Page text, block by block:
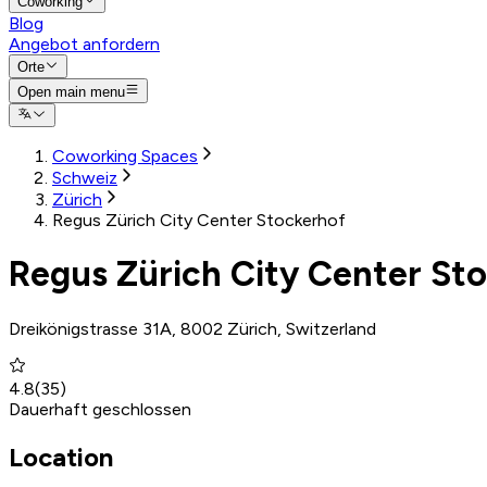
Blog
Angebot anfordern
Orte
Open main menu
Coworking Spaces
Schweiz
Zürich
Regus Zürich City Center Stockerhof
Regus Zürich City Center
Dreikönigstrasse 31A, 8002 Zürich, Switzerland
4.8(35)
Dauerhaft geschlossen
Location